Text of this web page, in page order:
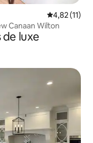
4,82 de
4,82 (11)
Canaan Wilton
de luxe